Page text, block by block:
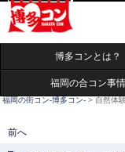
博多コンとは？
福岡の合コン事情
福岡の街コン-博多コン- > 自然体
投稿ナビゲーション
前へ